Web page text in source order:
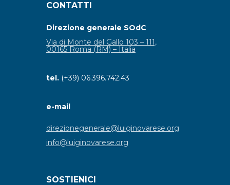
CONTATTI
Direzione generale SOdC
Via di Monte del Gallo 103 – 111,
00165 Roma (RM) – Italia
tel. (+39) 06.396.742.43
e-mail
direzionegenerale@luiginovarese.org
info@luiginovarese.org
SOSTIENICI